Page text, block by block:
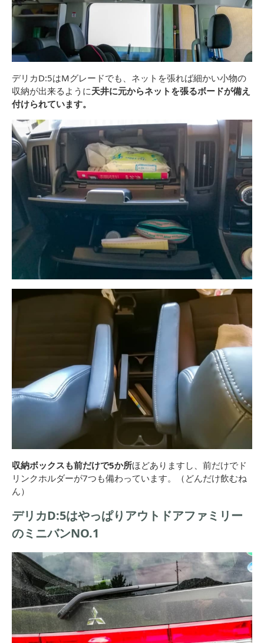
デリカD:5はMグレードでも、ネットを張れば細かい小物の
収納が出来るように天井に元からネットを張るボードが備え
付けられています。
収納ボックスも前だけで5か所ほどありますし、前だけでド
リンクホルダーが7つも備わっています。（どんだけ飲むね
ん）
デリカD:5はやっぱりアウトドアファミリー
のミニバンNO.1